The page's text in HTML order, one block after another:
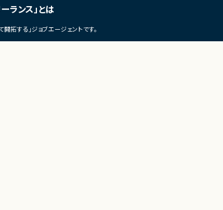
・状況に応じて新横浜または横浜
ランス」とは
拓する」ジョブエージェントです。